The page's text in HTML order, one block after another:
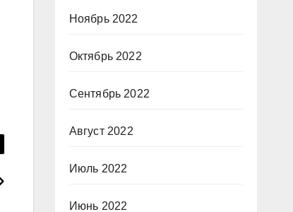
Ноябрь 2022
Октябрь 2022
Сентябрь 2022
Август 2022
Июль 2022
Июнь 2022